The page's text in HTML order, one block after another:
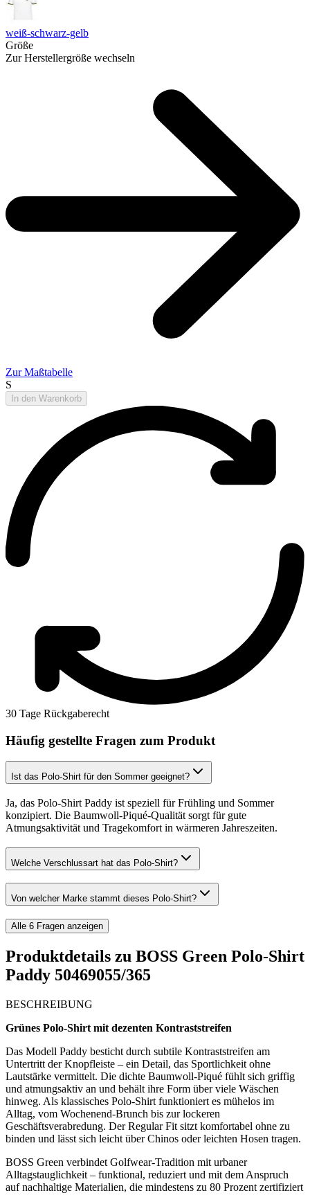
weiß-schwarz-gelb
Größe
Zur Herstellergröße wechseln
Zur Maßtabelle
S
In den Warenkorb
30 Tage Rückgaberecht
Häufig gestellte Fragen zum Produkt
Ist das Polo-Shirt für den Sommer geeignet?
Ja, das Polo-Shirt Paddy ist speziell für Frühling und Sommer
konzipiert. Die Baumwoll-Piqué-Qualität sorgt für gute
Atmungsaktivität und Tragekomfort in wärmeren Jahreszeiten.
Welche Verschlussart hat das Polo-Shirt?
Von welcher Marke stammt dieses Polo-Shirt?
Alle 6 Fragen anzeigen
Produktdetails zu BOSS Green Polo-Shirt
Paddy 50469055/365
BESCHREIBUNG
Grünes Polo-Shirt mit dezenten Kontraststreifen
Das Modell Paddy besticht durch subtile Kontraststreifen am
Untertritt der Knopfleiste – ein Detail, das Sportlichkeit ohne
Lautstärke vermittelt. Die dichte Baumwoll-Piqué fühlt sich griffig
und atmungsaktiv an und behält ihre Form über viele Wäschen
hinweg. Als klassisches Polo-Shirt funktioniert es mühelos im
Alltag, vom Wochenend-Brunch bis zur lockeren
Geschäftsverabredung. Der Regular Fit sitzt komfortabel ohne zu
binden und lässt sich leicht über Chinos oder leichten Hosen tragen.
BOSS Green verbindet Golfwear-Tradition mit urbaner
Alltagstauglichkeit – funktional, reduziert und mit dem Anspruch
auf nachhaltige Materialien, die mindestens zu 80 Prozent zertifiziert